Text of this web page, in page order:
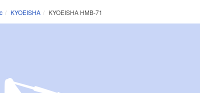
KYOEISHA KYOEISHA HMB-71